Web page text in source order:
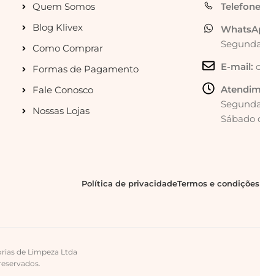
Quem Somos
Blog Klivex
Como Comprar
Formas de Pagamento
Fale Conosco
Nossas Lojas
E-mail:
Sábado
Política de privacidadeTermos e
de Limpeza Ltda